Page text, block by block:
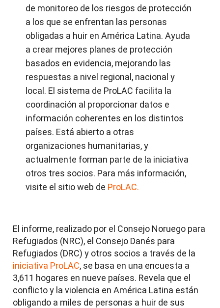
de monitoreo de los riesgos de protección
a los que se enfrentan las personas
obligadas a huir en América Latina. Ayuda
a crear mejores planes de protección
basados en evidencia, mejorando las
respuestas a nivel regional, nacional y
local. El sistema de ProLAC facilita la
coordinación al proporcionar datos e
información coherentes en los distintos
países. Está abierto a otras
organizaciones humanitarias, y
actualmente forman parte de la iniciativa
otros tres socios. Para más información,
visite el sitio web de ProLAC.
El informe, realizado por el Consejo Noruego para
Refugiados (NRC), el Consejo Danés para
Refugiados (DRC) y otros socios a través de la
iniciativa ProLAC, se basa en una encuesta a
3,611 hogares en nueve países. Revela que el
conflicto y la violencia en América Latina están
obligando a miles de personas a huir de sus